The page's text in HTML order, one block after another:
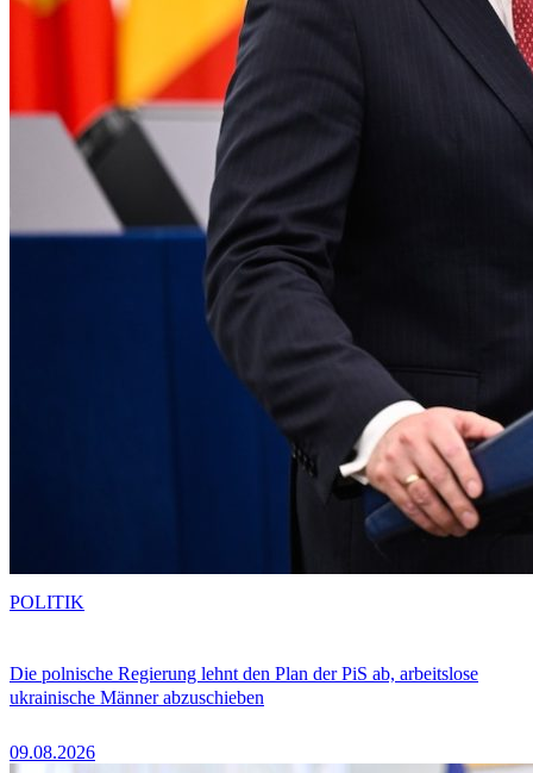
Die polnische Regierung lehnt den Plan der PiS ab, arbeitslose
ukrainische Männer abzuschieben
09.08.2026
POLITIK